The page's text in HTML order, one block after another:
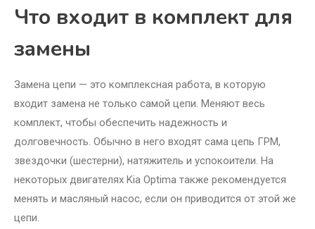
Что входит в комплект для
замены
Замена цепи — это комплексная работа, в которую
входит замена не только самой цепи. Меняют весь
комплект, чтобы обеспечить надежность и
долговечность. Обычно в него входят сама цепь ГРМ,
звездочки (шестерни), натяжитель и успокоители. На
некоторых двигателях Kia Optima также рекомендуется
менять и масляный насос, если он приводится от этой же
цепи.